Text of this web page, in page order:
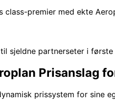
class-premier med ekte
sjeldne partnerseter i
Prisanslag
prissystem for sine